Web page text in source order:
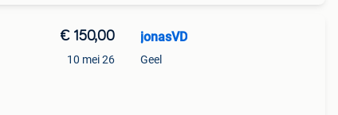
€ 150,00
10 mei 26
jonasVD
Geel